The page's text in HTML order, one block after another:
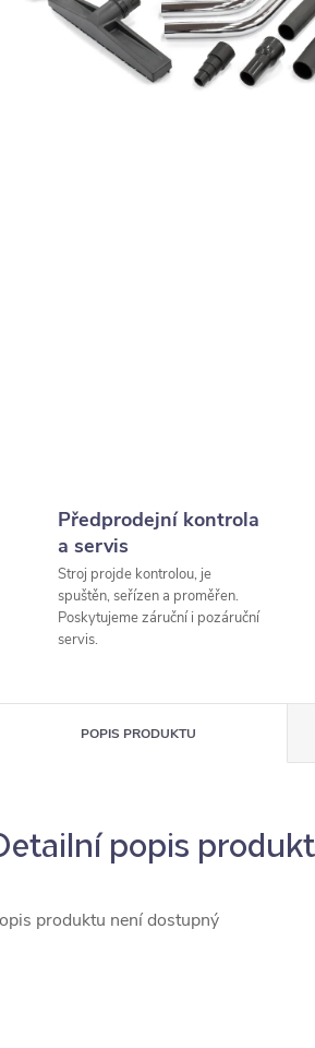
Předprodejní kontrola
a servis
Stroj projde kontrolou, je
spuštěn, seřízen a proměřen.
Poskytujeme záruční i pozáruční
servis.
POPIS PRODUKTU
popis
produktu není dostupný